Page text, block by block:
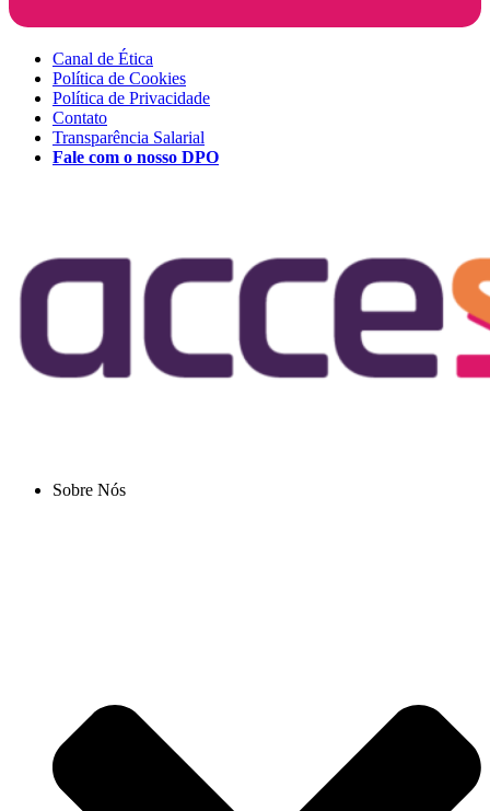
Canal de Ética
Política de Cookies
Política de Privacidade
Contato
Transparência Salarial
Fale com o nosso DPO
Sobre Nós